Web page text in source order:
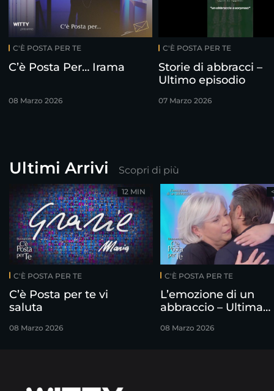
C'È POSTA PER TE
C’è Posta Per… Irama
08 Marzo 2026
C'È POSTA PER TE
Storie di abbracci –
Ultimo episodio
07 Marzo 2026
Ultimi Arrivi Scopri di più
C'È POSTA PER TE
C’è Posta per te vi
saluta
08 Marzo 2026
12 MIN
C'È POSTA PER TE
L’emozione di un
abbraccio – Ultima
08 Marzo 2026